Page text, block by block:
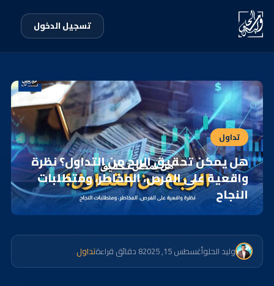
تسجيل الدخول
تداول
هل يمكن تحقيق الربح من التداول؟ نظرة
واقعية على الفرص، المخاطر، ومتطلبات
النجاح
وليد الحلوأغسطس 15, 2025 8 دقائق قراءة تداول